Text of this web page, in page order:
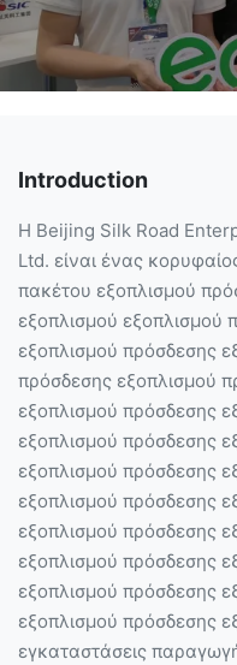
Introduction
Η Beijing Silk Road
Ltd. είναι ένας
πακέτου εξοπλισμού
εξοπλισμού εξοπλισμού
εξοπλισμού πρόσδεσης
πρόσδεσης εξοπλισμού
εξοπλισμού πρόσδεσης
εξοπλισμού πρόσδεσης
εξοπλισμού πρόσδεσης
εξοπλισμού πρόσδεσης
εξοπλισμού πρόσδεσης
εξοπλισμού πρόσδεσης
εξοπλισμού πρόσδεσης
εξοπλισμού πρόσδεσης
εγκαταστάσεις